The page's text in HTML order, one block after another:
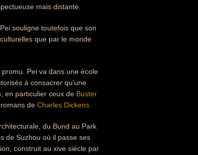
mais distante.
souligne toutefois que son
que par le monde
Pei va dans une école
à consacrer qu'une
en particulier ceux de Buster
de Charles Dickens
du Bund au Park
de Suzhou où il passe ses
construit au xive siècle par